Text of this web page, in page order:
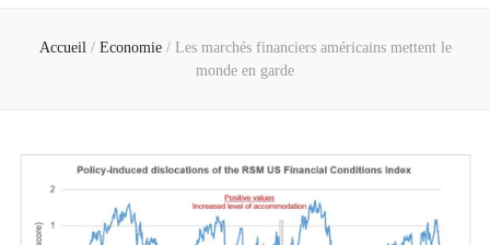
Accueil / Economie / Les marchés financiers américains mettent le
monde en garde